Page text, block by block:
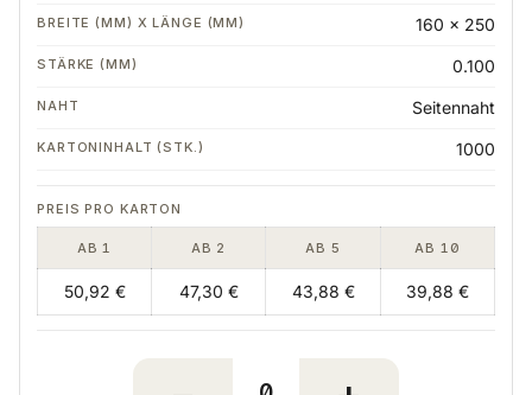
160 x 250
0.100
Seitennaht
1000
AB 1 AB 2 AB 5 AB 10
50,92 € 47,30 € 43,88 € 39,88 €